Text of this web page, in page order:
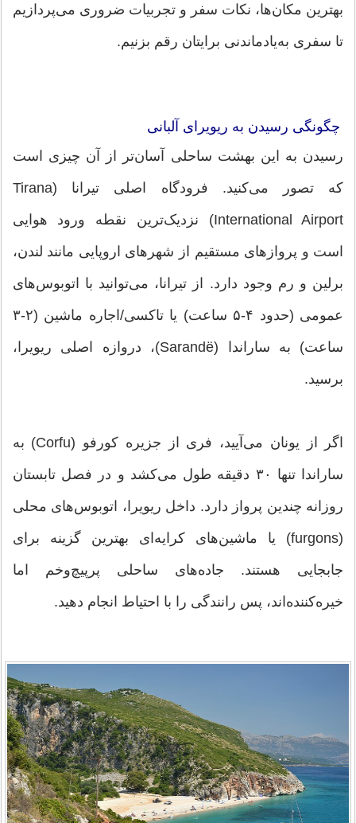
بهترین مکان‌ها، نکات سفر و تجربیات ضروری می‌پردازیم
تا سفری به‌یادماندنی برایتان رقم بزنیم.
چگونگی رسیدن به ریویرای آلبانی
رسیدن به این بهشت ساحلی آسان‌تر از آن چیزی است
که تصور می‌کنید. فرودگاه اصلی تیرانا (Tirana
International Airport) نزدیک‌ترین نقطه ورود هوایی
است و پروازهای مستقیم از شهرهای اروپایی مانند لندن،
برلین و رم وجود دارد. از تیرانا، می‌توانید با اتوبوس‌های
عمومی (حدود ۴-۵ ساعت) یا تاکسی/اجاره ماشین (۲-۳
ساعت) به ساراندا (Sarandë)، دروازه اصلی ریویرا،
برسید.
اگر از یونان می‌آیید، فری از جزیره کورفو (Corfu) به
ساراندا تنها ۳۰ دقیقه طول می‌کشد و در فصل تابستان
روزانه چندین پرواز دارد. داخل ریویرا، اتوبوس‌های محلی
(furgons) یا ماشین‌های کرایه‌ای بهترین گزینه برای
جابجایی هستند. جاده‌های ساحلی پرپیچ‌وخم اما
خیره‌کننده‌اند، پس رانندگی را با احتیاط انجام دهید.